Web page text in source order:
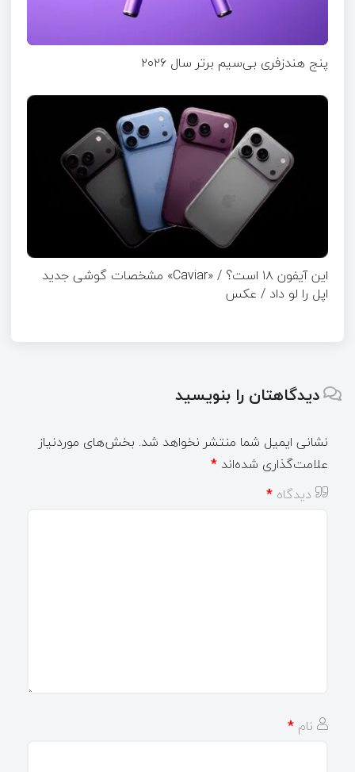
پنج هندزفری بی‌سیم برتر سال ۲۰۲۶
این آیفون ۱۸ است؟ / «Caviar» مشخصات گوشی جدید
اپل را لو داد / عکس
دیدگاهتان را بنویسید
نشانی ایمیل شما منتشر نخواهد شد. بخش‌های موردنیاز
علامت‌گذاری شده‌اند *
دیدگاه *
نام *